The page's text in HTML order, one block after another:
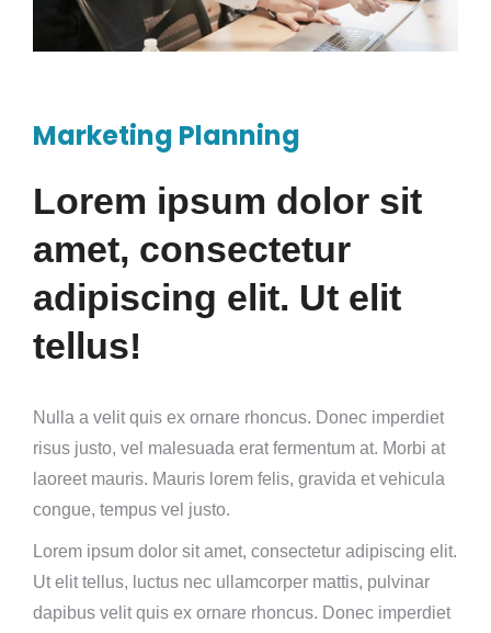
Marketing Planning
Lorem ipsum dolor sit
amet, consectetur
adipiscing elit. Ut elit
tellus!
Nulla a velit quis ex ornare rhoncus. Donec imperdiet
risus justo, vel malesuada erat fermentum at. Morbi at
laoreet mauris. Mauris lorem felis, gravida et vehicula
congue, tempus vel justo.
Lorem ipsum dolor sit amet, consectetur adipiscing elit.
Ut elit tellus, luctus nec ullamcorper mattis, pulvinar
dapibus velit quis ex ornare rhoncus. Donec imperdiet